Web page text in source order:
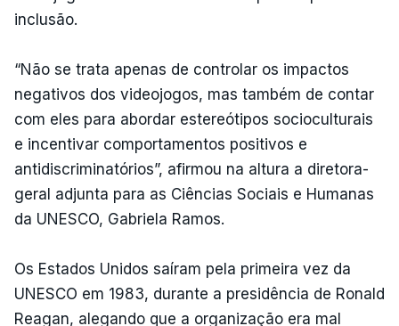
inclusão.
“Não se trata apenas de controlar os impactos
negativos dos videojogos, mas também de contar
com eles para abordar estereótipos socioculturais
e incentivar comportamentos positivos e
antidiscriminatórios”, afirmou na altura a diretora-
geral adjunta para as Ciências Sociais e Humanas
da UNESCO, Gabriela Ramos.
Os Estados Unidos saíram pela primeira vez da
UNESCO em 1983, durante a presidência de Ronald
Reagan, alegando que a organização era mal